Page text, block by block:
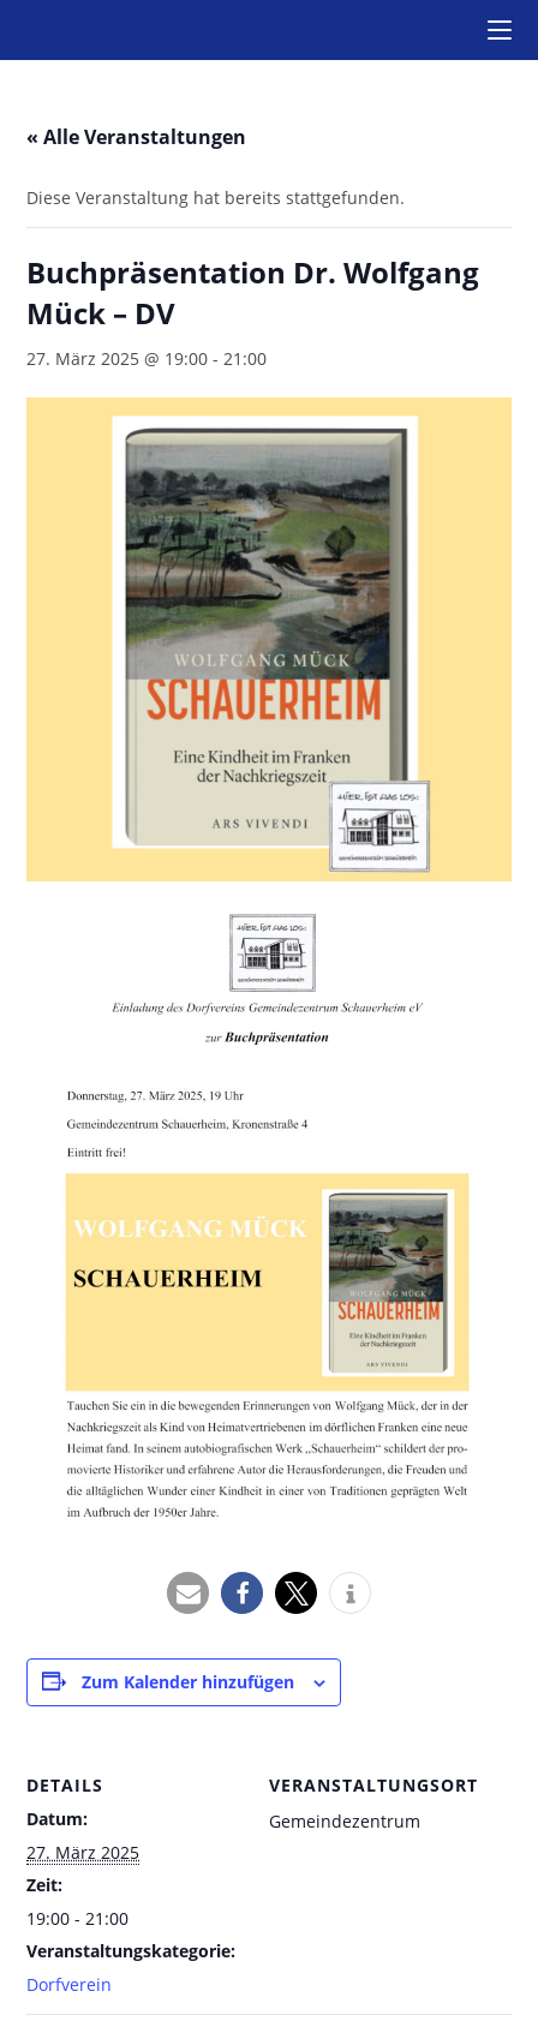
« Alle Veranstaltungen
Diese Veranstaltung hat bereits stattgefunden.
Buchpräsentation Dr. Wolfgang
Mück – DV
27. März 2025 @ 19:00 -21:00
Zum Kalender hinzufügen
DETAILS
Datum:
27. März 2025
Zeit:
19:00 - 21:00
Veranstaltungskategorie:
Dorfverein
VERANSTALTUNGSORT
Gemeindezentrum